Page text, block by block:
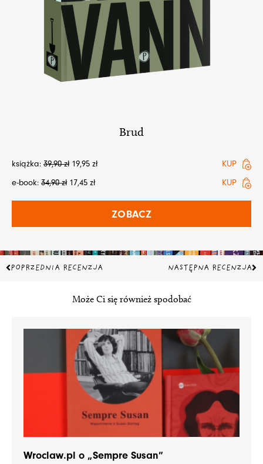
Brud
książka: 39,90zł 19,95 zł
KUP
e-book: 34,90zł 17,45 zł KUP
ZOBACZ
Prev
POPRZEDNIA RECENZJA NASTĘPNA RECENZJA
Może Ci się również spodobać
Wroclaw.pl o „Sempre Susan”